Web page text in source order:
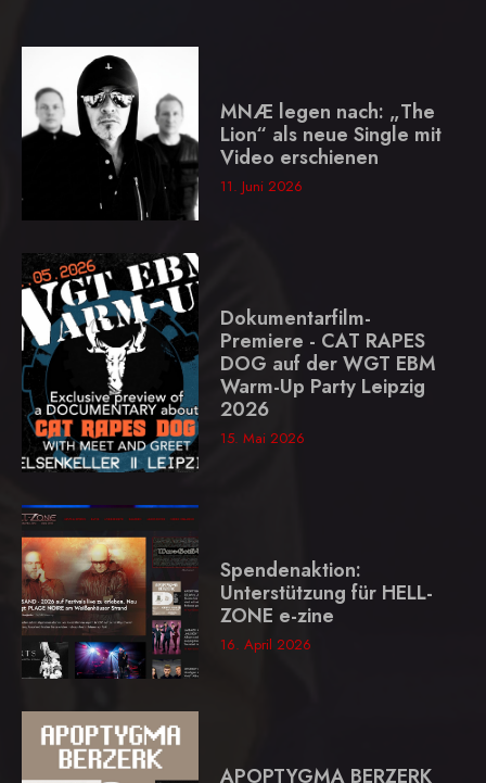
MNÆ legen nach: „The
Lion“ als neue Single mit
Video erschienen
11. Juni 2026
Dokumentarfilm-
Premiere - CAT RAPES
DOG auf der WGT EBM
Warm-Up Party Leipzig
2026
15. Mai 2026
Spendenaktion:
Unterstützung für HELL-
ZONE e-zine
16. April 2026
APOPTYGMA BERZERK